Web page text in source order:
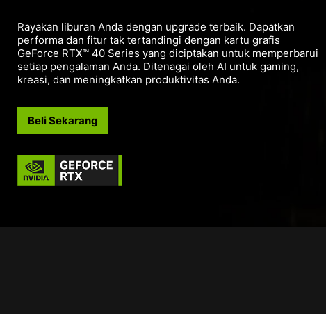
Rayakan liburan Anda dengan upgrade terbaik. Dapatkan
performa dan fitur tak tertandingi dengan kartu grafis
GeForce RTX™ 40 Series yang diciptakan untuk memperbarui
setiap pengalaman Anda. Ditenagai oleh AI untuk gaming,
kreasi, dan meningkatkan produktivitas Anda.
Beli Sekarang